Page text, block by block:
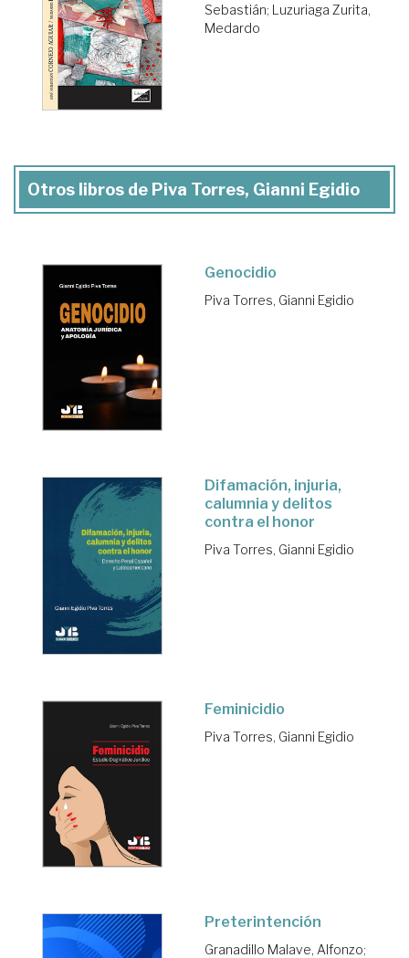
Sebastián; Luzuriaga Zurita,
Medardo
Otros libros de Piva Torres, Gianni Egidio
Genocidio
Piva Torres, Gianni Egidio
Difamación, injuria,
calumnia y delitos
contra el honor
Piva Torres, Gianni Egidio
Feminicidio
Piva Torres, Gianni Egidio
Preterintención
Granadillo Malave, Alfonzo;